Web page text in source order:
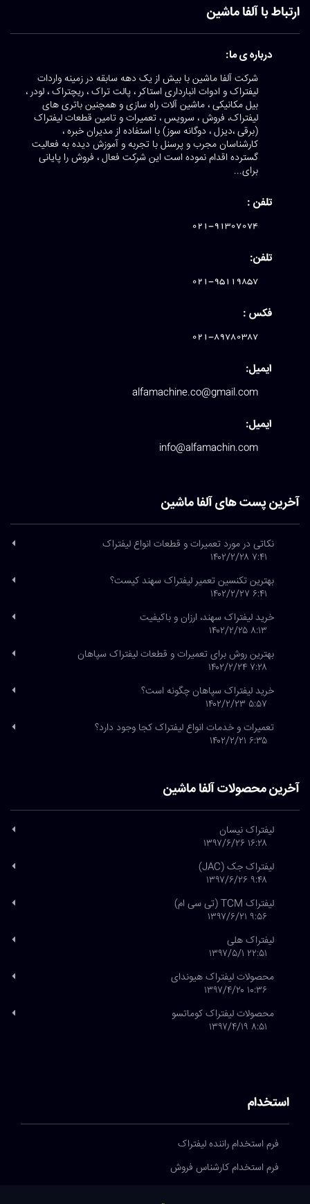
ارتباط با آلفا ماشین
درباره ی ما:
شرکت آلفا ماشین با بیش از یک دهه سابقه در زمینه واردات
لیفتراک و ادوات انبارداری استاکر ، پالت تراک ، ریچتراک ، لودر ،
بیل مکانیکی ، ماشین آلات راه سازی و همچنین باتری های
لیفتراک، فروش ، سرویس ، تعمیرات و تامین قطعات لیفتراک
(برقی ،دیزل ، دوگانه سوز) با استفاده از مدیران خبره ،
کارشناسان مجرب و پرسنل با تجربه و آموزش دیده به فعالیت
گسترده اقدام نموده است این شرکت فعال ، فروش را پایانی
برای...
تلفن :
021-91307074
تلفن:
021-95119857
فکس :
021-89780387
ایمیل:
alfamachine.co@gmail.com
ایمیل:
info@alfamachin.com
آخرین پست های آلفا ماشین
نکاتی در مورد تعمیرات و قطعات انواع لیفتراک
۷:۴۱ ۱۴۰۲/۲/۲۸
بهترین تکنسین تعمیر لیفتراک سهند کیست؟
۶:۴۱ ۱۴۰۲/۲/۲۷
خرید لیفتراک سهند، ارزان و باکیفیت
۸:۱۳ ۱۴۰۲/۲/۲۵
بهترین روش برای تعمیرات و قطعات لیفتراک سپاهان
۷:۲۸ ۱۴۰۲/۲/۲۴
خرید لیفتراک سپاهان چگونه است؟
۵:۵۷ ۱۴۰۲/۲/۲۳
تعمیرات و خدمات انواع لیفتراک کجا وجود دارد؟
۶:۳۵ ۱۴۰۲/۲/۲۱
آخرین محصولات آلفا ماشین
لیفتراک نیسان
۱۶:۲۸ ۱۳۹۷/۶/۲۶
لیفتراک جک (JAC)
۹:۴۸ ۱۳۹۷/۶/۲۶
لیفتراک TCM (تی سی ام)
۹:۵۶ ۱۳۹۷/۶/۲۱
لیفتراک هلی
۲۲:۵۱ ۱۳۹۷/۵/۱
محصولات لیفتراک هیوندای
۱۰:۳۶ ۱۳۹۷/۴/۲۰
محصولات لیفتراک کوماتسو
۸:۵۱ ۱۳۹۷/۴/۱۹
استخدام
فرم استخدام راننده لیفتراک
فرم استخدام کارشناس فروش